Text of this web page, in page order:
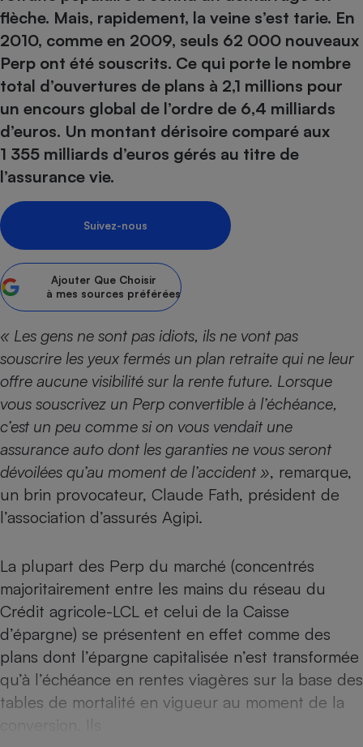
flèche. Mais, rapidement, la veine s’est tarie. En
2010, comme en 2009, seuls 62 000 nouveaux
Perp ont été souscrits. Ce qui porte le nombre
total d’ouvertures de plans à 2,1 millions pour
un encours global de l’ordre de 6,4 milliards
d’euros. Un montant dérisoire comparé aux
1 355 milliards d’euros gérés au titre de
l’assurance vie.
Suivez-nous
Ajouter Que Choisir
à mes sources préférées
« Les gens ne sont pas idiots, ils ne vont pas
souscrire les yeux fermés un plan retraite qui ne leur
offre aucune visibilité sur la rente future. Lorsque
vous souscrivez un Perp convertible à l’échéance,
c’est un peu comme si on vous vendait une
assurance auto dont les garanties ne vous seront
dévoilées qu’au moment de l’accident », remarque,
un brin provocateur, Claude Fath, président de
l’association d’assurés Agipi.
La plupart des Perp du marché (concentrés
majoritairement entre les mains du réseau du
Crédit agricole-LCL et celui de la Caisse
d’épargne) se présentent en effet comme des
plans dont l’épargne capitalisée n’est transformée
qu’à l’échéance en rentes viagères sur la base des
tables de mortalité en vigueur au moment de la
conversion. Ils
Sécurité - Hygiène
Supermarché - Drive
Complément
alimentaire
Assurance
Banque - Crédit
Epargne - Fiscalité
Assurance emprunteur
Circulation routière
Contrôle technique -
Pièce détachée
Moto
Supermarché - Drive
Comparatif
Comparatif plaque à
Comparatif hotte
Comparatif aspirateur
Comparatif cafetière
Gros électroménager
Petit électroménager -
Lave-linge
Électricité - Gaz
Comparatif casque audio
Comparatif barre de son
Comparatif imprimante
Comparatif tablette
Internet
Téléphonie
Téléviseur
Crédit immobilier
Comparatif tondeuse
Comparatif poêle à
Comparatif radiateur
Aménagement
Bricolage - Jardinage
Chauffage
Radiateur électrique
Système de santé -
Mutuelle
Antimoustique
Maison de retraite
Choisir son fioul
Choisir son pellet
Comparateur assurance emprunteur
Energie Moins Chère Ensemble
Tous les comparateurs
Speedtest - Testez le débit de votre
connexion Internet